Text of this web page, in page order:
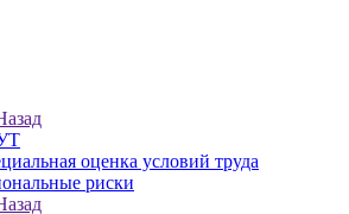
оценка условий труда
риски